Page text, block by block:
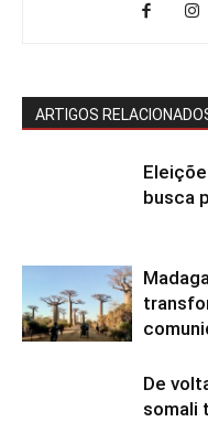
ARTIGOS
busca
De
somali